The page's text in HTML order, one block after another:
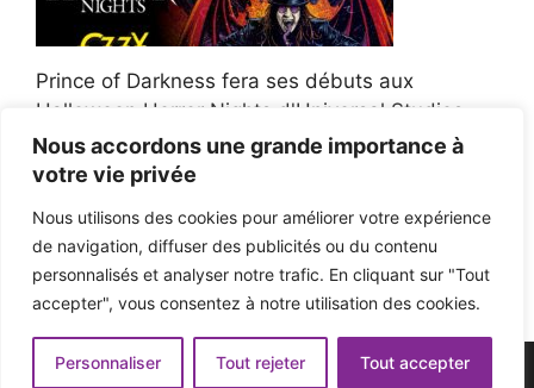
Nous accordons une grande importance à
votre vie privée
Nous utilisons des cookies pour améliorer votre expérience
de navigation, diffuser des publicités ou du contenu
personnalisés et analyser notre trafic. En cliquant sur "Tout
accepter", vous consentez à notre utilisation des cookies.
Personnaliser Tout rejeter Tout accepter
Prince of Darkness fera ses débuts aux
Halloween Horror Nights d'Universal Studios
Afroman poursuit un policier de l'Ohio après la
victoire du jury en diffamation
© 2026 - Pop'n Music -